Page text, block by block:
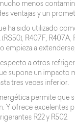
menos
ventajas y un
ha sido utilizado
R407F,
empieza a
a otros
supone un impacto
tres veces inferior.
permite que
Y ofrece
R22 y R502.